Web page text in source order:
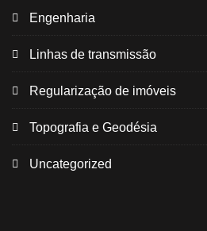
Engenharia
Linhas de transmissão
Regularização de imóveis
Topografia e Geodésia
Uncategorized